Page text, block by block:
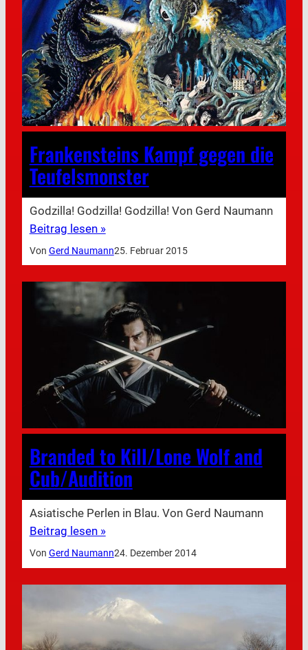
Frankensteins Kampf gegen die
Teufelsmonster
Godzilla! Godzilla! Godzilla! Von Gerd Naumann
Beitrag lesen »
Von Gerd Naumann25. Februar 2015
Branded to Kill/Lone Wolf and
Cub/Audition
Asiatische Perlen in Blau. Von Gerd Naumann
Beitrag lesen »
Von Gerd Naumann24. Dezember 2014